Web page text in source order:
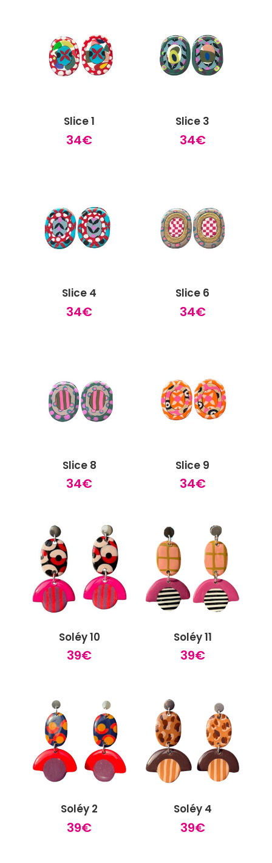
Slice 1
34€
Slice 3
34€
Slice 4
34€
Slice 6
34€
Slice 8
34€
Slice 9
34€
Soléy 10
39€
Soléy 11
39€
Soléy 2
39€
Soléy 4
39€